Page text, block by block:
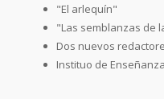
"El arlequín"
"Las semblanzas de
Dos nuevos
Instituo de